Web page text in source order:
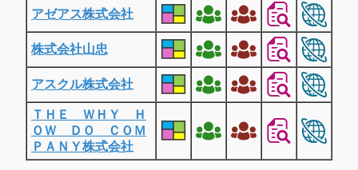
アゼアス株式会社
株式会社山忠
アスクル株式会社
ＴＨＥ ＷＨＹ Ｈ
ＯＷ ＤＯ ＣＯＭ
ＰＡＮＹ株式会社